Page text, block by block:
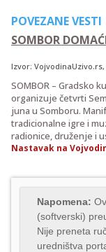
POVEZANE VESTI
SOMBOR
Izvor: VojvodinaUzivo.rs
SOMBOR – Gradsko
organizuje četvrti
juna u Somboru.
tradicionalne igre i
radionice, druženje i
Nastavak na
Napomena:
(softverski)
Nije preneta
uredništva